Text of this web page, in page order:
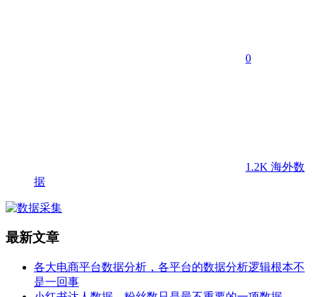
0
1.2K 海外数
据
最新文章
各大电商平台数据分析，各平台的数据分析逻辑根本不
是一回事